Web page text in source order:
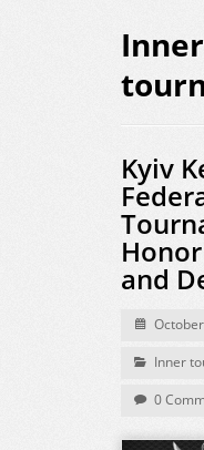
Inner
Kyiv
and
Inner
0